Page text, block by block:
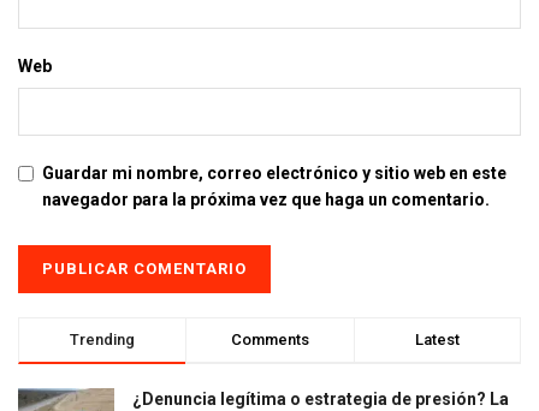
Web
Guardar mi nombre, correo electrónico y sitio web en este
navegador para la próxima vez que haga un comentario.
Trending Comments Latest
¿Denuncia legítima o estrategia de presión? La